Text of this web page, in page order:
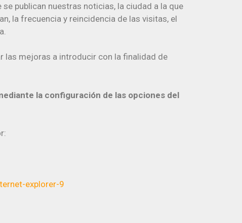
publican nuestras noticias, la ciudad a la que
la frecuencia y reincidencia de las visitas, el
las mejoras a introducir con la finalidad de
la configuración de las opciones del
explorer-9